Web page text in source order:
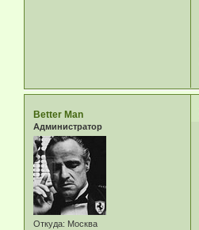
Better Man
Администратор
Откуда: Москва